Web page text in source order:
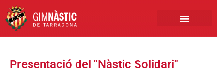
Presentació del "Nàstic Solidari"